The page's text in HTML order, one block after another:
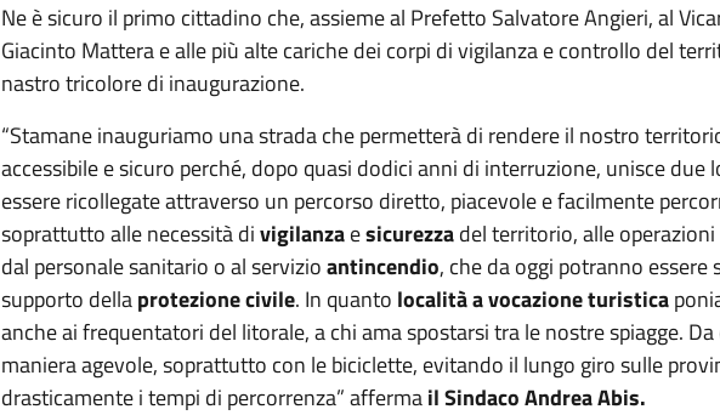
Ne è sicuro il primo cittadino che, assieme al Prefetto Salvatore Angieri, al
Giacinto Mattera e alle più alte cariche dei corpi di vigilanza e controllo del
nastro tricolore di inaugurazione.
“Stamane inauguriamo una strada che permetterà di rendere il nostro
accessibile e sicuro perché, dopo quasi dodici anni di interruzione, unisce due
essere ricollegate attraverso un percorso diretto, piacevole e facilmente
soprattutto alle necessità divigilanzaesicurezzadel territorio, alle operazioni
dal personale sanitario o al servizioantincendio, che da oggi potranno essere
supporto dellaprotezione civile. In quanto località a vocazione turistica
anche ai frequentatori del litorale, a chi ama spostarsi tra le nostre spiagge.
maniera agevole, soprattutto con le biciclette, evitando il lungo giro sulle
drasticamente i tempi di percorrenza” affermail Sindaco Andrea Abis.